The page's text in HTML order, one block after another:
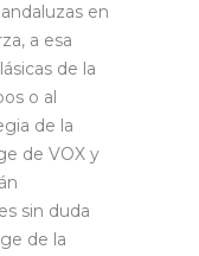
en
a esa
de la
o al
de la
de VOX y
sin duda
de la